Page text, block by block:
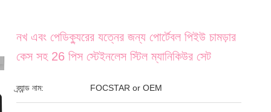
নখ এবং পেডিক্যুরের যত্নের জন্য পোর্টেবল পিইউ চামড়ার
কেস সহ 26 পিস স্টেইনলেস স্টিল ম্যানিকিউর সেট
ব্র্যান্ড নাম: FOCSTAR or OEM